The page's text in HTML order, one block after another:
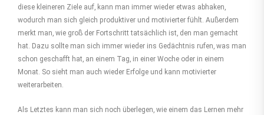
diese kleineren Ziele auf, kann man immer wieder etwas abhaken,
wodurch man sich gleich produktiver und motivierter fühlt. Außerdem
merkt man, wie groß der Fortschritt tatsächlich ist, den man gemacht
hat. Dazu sollte man sich immer wieder ins Gedächtnis rufen, was man
schon geschafft hat, an einem Tag, in einer Woche oder in einem
Monat. So sieht man auch wieder Erfolge und kann motivierter
weiterarbeiten.
Als Letztes kann man sich noch überlegen, wie einem das Lernen mehr